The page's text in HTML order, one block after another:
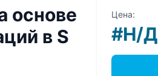
основе
в S
Цена:
#Н/Д